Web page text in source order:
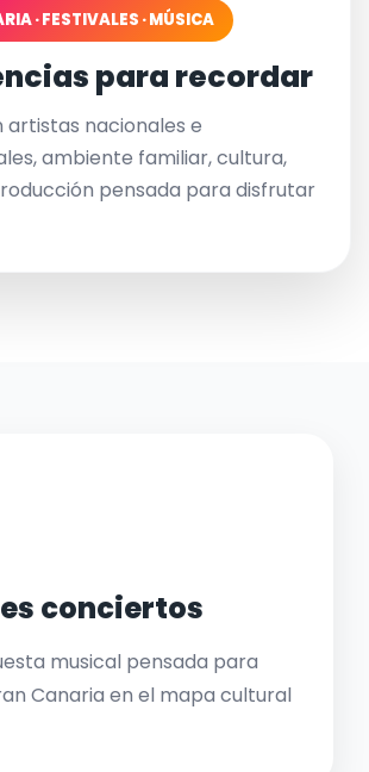
· FESTIVALES · MÚSICA
para recordar
artistas nacionales e
ambiente familiar, cultura,
pensada para disfrutar
conciertos
musical pensada para
Canaria en el mapa cultural